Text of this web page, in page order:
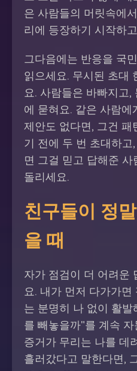
은 사람들의 머릿속에
리에 등장하기 시작하
그다음에는 반응을 국
읽으세요. 무시된 초대
요. 사람들은 바빠지고,
에 묻혀요. 같은 사람에
제안도 없다면, 그건 패
기 전에 두 번 초대하고
면 그걸 믿고 답해준
돌리세요.
친구들이 정
을 때
자가 점검이 더 어려운
요. 내가 먼저 다가가면
는 분명히 나 없이 활
를 빼놓을까"를 계속
증거가 무리는 나를 데
흘러갔다고 말한다면,